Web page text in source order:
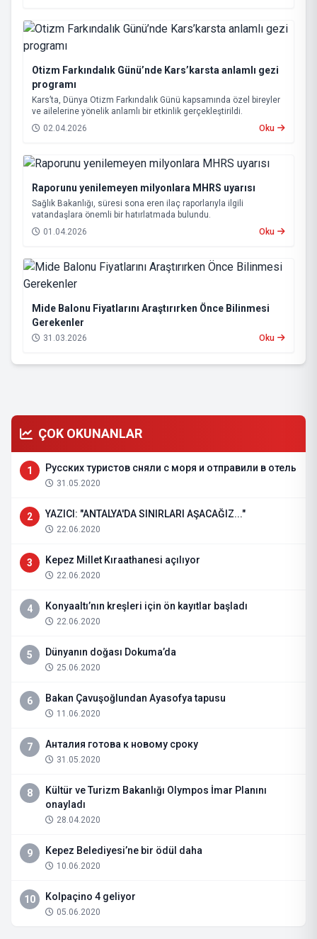
Otizm Farkındalık Günü’nde Kars’karsta anlamlı gezi
programı
Kars’ta, Dünya Otizm Farkındalık Günü kapsamında özel bireyler
ve ailelerine yönelik anlamlı bir etkinlik gerçekleştirildi.
02.04.2026
Oku
Raporunu yenilemeyen milyonlara MHRS uyarısı
Sağlık Bakanlığı, süresi sona eren ilaç raporlarıyla ilgili
vatandaşlara önemli bir hatırlatmada bulundu.
01.04.2026
Oku
Mide Balonu Fiyatlarını Araştırırken Önce Bilinmesi
Gerekenler
31.03.2026 Oku
ÇOK OKUNANLAR
1 Русских туристов сняли с моря и отправили в отель
31.05.2020
2 YAZICI: "ANTALYA'DA SINIRLARI AŞACAĞIZ..."
22.06.2020
3 Kepez Millet Kıraathanesi açılıyor
22.06.2020
4 Konyaaltı’nın kreşleri için ön kayıtlar başladı
22.06.2020
5 Dünyanın doğası Dokuma’da
25.06.2020
6 Bakan Çavuşoğlundan Ayasofya tapusu
11.06.2020
7 Анталия готова к новому сроку
31.05.2020
8
Kültür ve Turizm Bakanlığı Olympos İmar Planını
onayladı
28.04.2020
9 Kepez Belediyesi’ne bir ödül daha
10.06.2020
10 Kolpaçino 4 geliyor
05.06.2020